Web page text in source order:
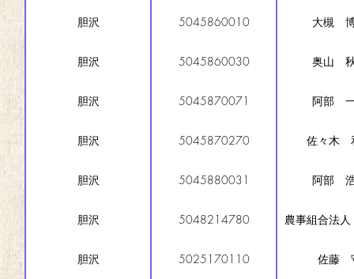
胆沢 5045860010 大槻
胆沢 5045860030 奥山
胆沢 5045870071 阿部
胆沢 5045870270 佐々木
胆沢 5045880031 阿部
胆沢 5048214780 農事組合法
胆沢 5025170110 佐藤